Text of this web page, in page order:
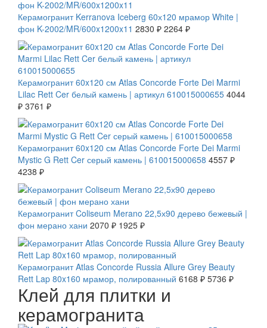
Керамогранит Kerranova Iceberg 60х120 мрамор White |
фон K-2002/MR/600x1200x11 2830 ₽ 2264 ₽
Керамогранит 60x120 см Atlas Concorde Forte Dei Marmi
Lilac Rett Cer белый камень | артикул 610015000655 4044
₽ 3761 ₽
Керамогранит 60x120 см Atlas Concorde Forte Dei Marmi
Mystic G Rett Cer серый камень | 610015000658 4557 ₽
4238 ₽
Керамогранит Coliseum Merano 22,5х90 дерево бежевый |
фон мерано хани 2070 ₽ 1925 ₽
Керамогранит Atlas Concorde Russia Allure Grey Beauty
Rett Lap 80x160 мрамор, полированный 6168 ₽ 5736 ₽
Клей для плитки и
керамогранита